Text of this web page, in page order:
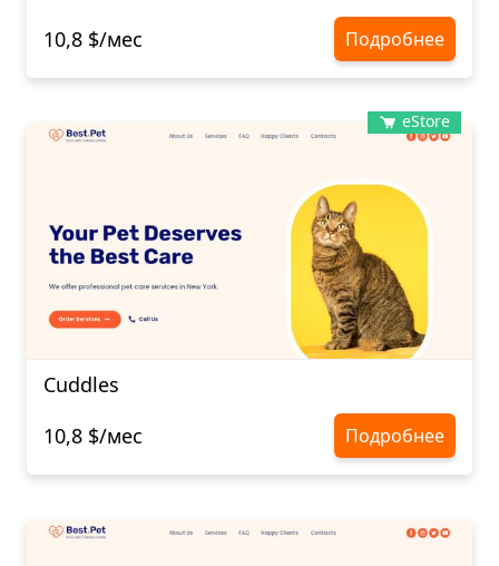
10,8 $/мес
Подробнее
eStore
Cuddles
10,8 $/мес
Подробнее